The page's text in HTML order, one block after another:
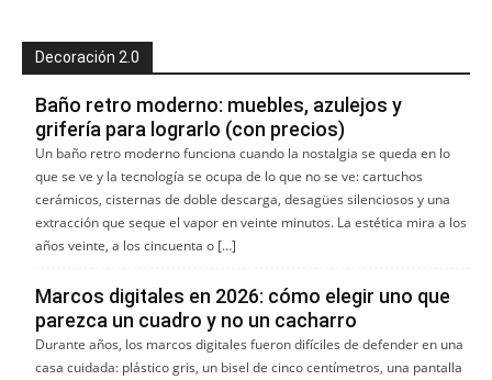
Decoración 2.0
Baño retro moderno: muebles, azulejos y
grifería para lograrlo (con precios)
Un baño retro moderno funciona cuando la nostalgia se queda en lo
que se ve y la tecnología se ocupa de lo que no se ve: cartuchos
cerámicos, cisternas de doble descarga, desagües silenciosos y una
extracción que seque el vapor en veinte minutos. La estética mira a los
años veinte, a los cincuenta o […]
Marcos digitales en 2026: cómo elegir uno que
parezca un cuadro y no un cacharro
Durante años, los marcos digitales fueron difíciles de defender en una
casa cuidada: plástico gris, un bisel de cinco centímetros, una pantalla